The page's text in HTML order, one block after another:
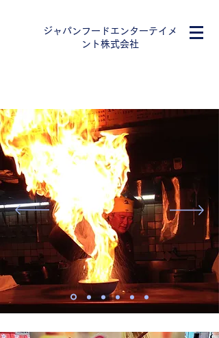
ジャパンフードエンターテイメ
ント株式会社